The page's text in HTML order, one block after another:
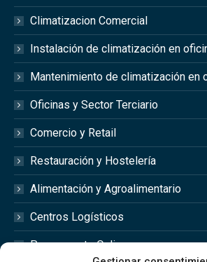
Climatizacion Comercial
Instalación de climatización en
Mantenimiento de climatización en
Oficinas y Sector Terciario
Comercio y Retail
Restauración y Hostelería
Alimentación y Agroalimentario
Centros Logísticos
Presupuesto Online